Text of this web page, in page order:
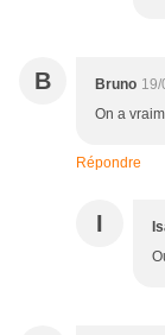
B Bruno
On a
Répondre
I